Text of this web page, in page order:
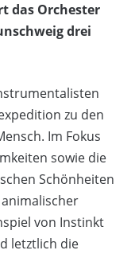
das Orchester
drei
zu den
Im Fokus
sowie die
Schönheiten
von Instinkt
letztlich die